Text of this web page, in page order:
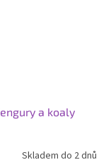
a koaly
Skladem do 2 dnů